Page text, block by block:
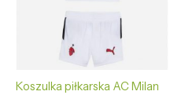
Koszulka piłkarska AC Milan